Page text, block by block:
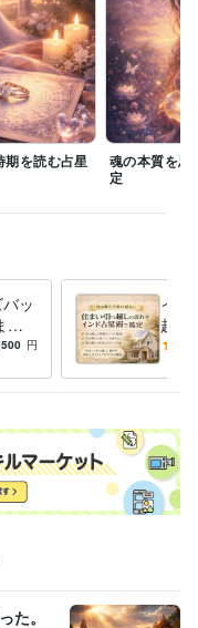
をズバッと占います
期を読む占星
魂の本質を思
定
ッ
で
円
イン
越し
住ま
定
た。